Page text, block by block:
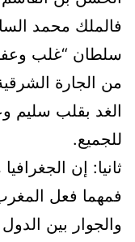
فالملك محمد
سلطان “غلب
من الجارة
الغد بقلب سليم
للجميع.
ثانيا: إن
فمهما فعل
والجوار بين